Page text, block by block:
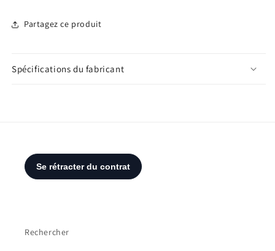
Partagez ce produit
Spécifications du fabricant
Rechercher